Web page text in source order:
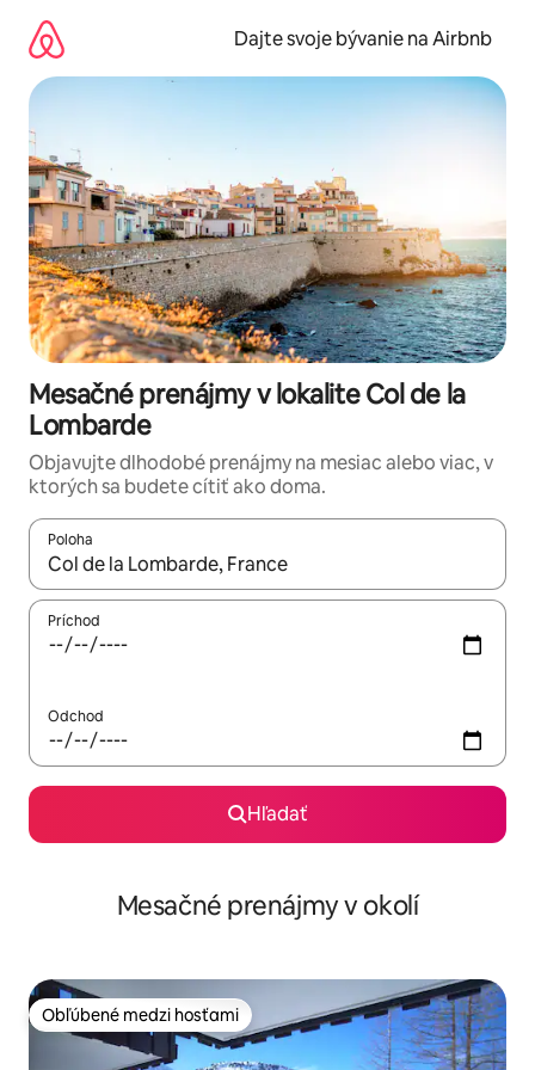
obsah.
Dajte svoje bývanie na Airbnb
Mesačné prenájmy v lokalite Col de la
Lombarde
Objavujte dlhodobé prenájmy na mesiac alebo viac, v
ktorých sa budete cítiť ako doma.
Poloha
Keď budú výsledky k dispozícii, môžete si ich prechádzať
Príchod
Odchod
Hľadať
Mesačné prenájmy v okolí
Obľúbené medzi hosťami
Obľúbené medzi hosťami